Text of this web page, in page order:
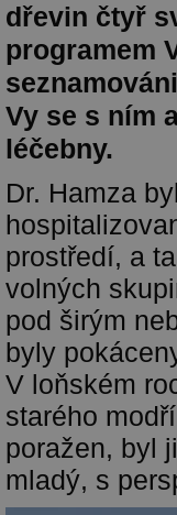
dřevin čtyř
programem
Vy se s ním
léčebny.
Dr. Hamza
prostředí, a
volných
pod širým
byly
V loňském
starého
poražen, byl
mladý, s